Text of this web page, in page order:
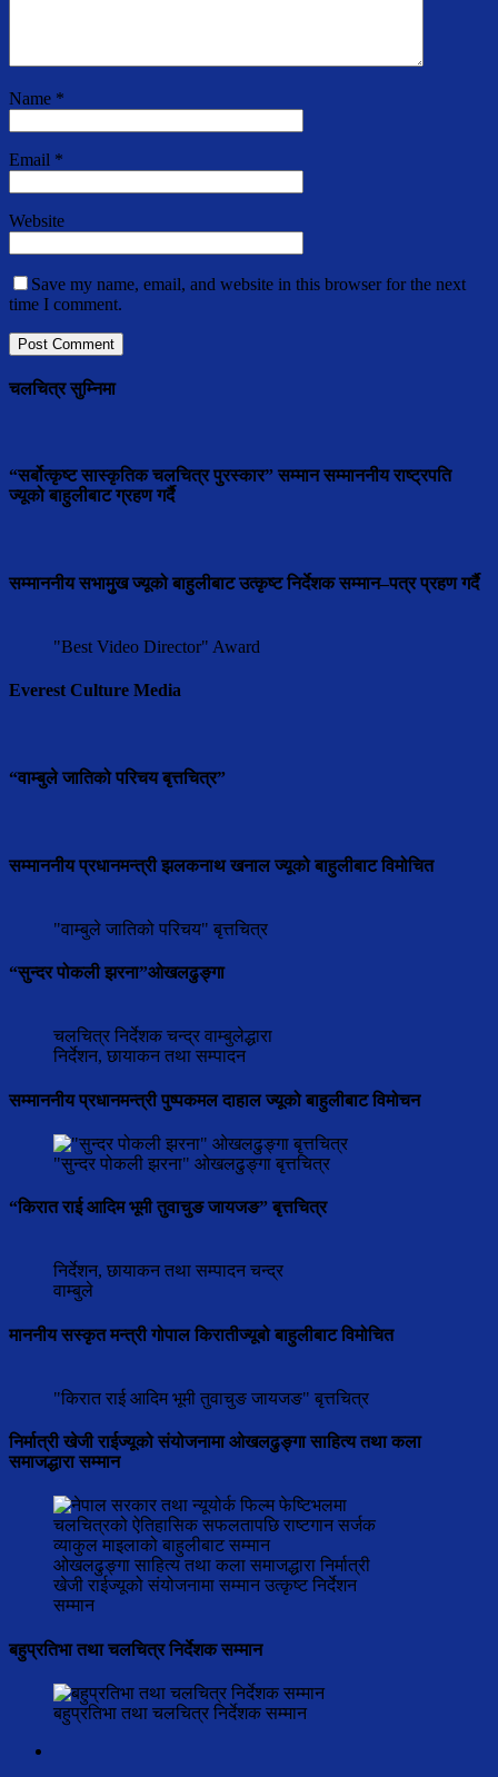
Name *
Email *
Website
Save my name, email, and website in this browser for the next
time I comment.
चलचित्र सुम्निमा
“सर्बोत्कृष्ट सास्कृतिक चलचित्र पुरस्कार” सम्मान सम्माननीय राष्ट्रपति
ज्यूको बाहुलीबाट ग्रहण गर्दै
सम्माननीय सभामुुख ज्यूको बाहुलीबाट उत्कृष्ट निर्देशक सम्मान–पत्र प्रहण गर्दै
"Best Video Director" Award
Everest Culture Media
“वाम्बुले जातिको परिचय बृत्तचित्र”
सम्माननीय प्रधानमन्त्री झलकनाथ खनाल ज्यूको बाहुलीबाट विमोचित
"वाम्बुले जातिको परिचय" बृत्तचित्र
“सुन्दर पोकली झरना”ओखलढुङ्गा
चलचित्र निर्देशक चन्द्र वाम्बुलेद्धारा
निर्देशन, छायाकन तथा सम्पादन
सम्माननीय प्रधानमन्त्री पुष्पकमल दाहाल ज्यूको बाहुलीबाट विमोचन
"सुन्दर पोकली झरना" ओखलढुङ्गा बृत्तचित्र
“किरात राई आदिम भूमी तुवाचुङ जायजङ” बृत्तचित्र
निर्देशन, छायाकन तथा सम्पादन चन्द्र
वाम्बुले
माननीय सस्कृत मन्त्री गोपाल किरातीज्यूबो बाहुलीबाट विमोचित
"किरात राई आदिम भूमी तुवाचुङ जायजङ" बृत्तचित्र
निर्मात्री खेजी राईज्यूको संयोजनामा ओखलढुङ्गा साहित्य तथा कला
समाजद्धारा सम्मान
ओखलढुङ्गा साहित्य तथा कला समाजद्धारा निर्मात्री
खेजी राईज्यूको संयोजनामा सम्मान उत्कृष्ट निर्देशन
सम्मान
बहुप्रतिभा तथा चलचित्र निर्देशक सम्मान
बहुप्रतिभा तथा चलचित्र निर्देशक सम्मान